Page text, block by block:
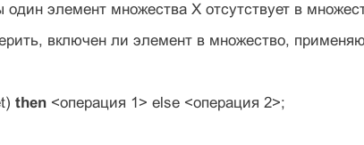
элемент множества X отсутствует в
включен ли элемент в множество,
then<операция 1> else <операция 2>;